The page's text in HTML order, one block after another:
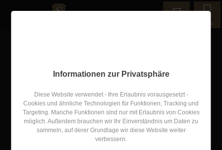
Menu
LUXUSHOTELS SUCHE
Informationen zur Privatsphäre
Diese Website verwendet - Ihre Erlaubnis vorausgesetzt -
Cookies und ähnliche Technologien für Funktionen, Tracking und
Targeting. Manche Funktionen sind nur mit Erlaubnis von Cookies
möglich. Außerdem brauchen wir Ihr Einverständnis um Daten zu
sammeln, auf derer Grundlage wir diese Website weiter
verbessern.